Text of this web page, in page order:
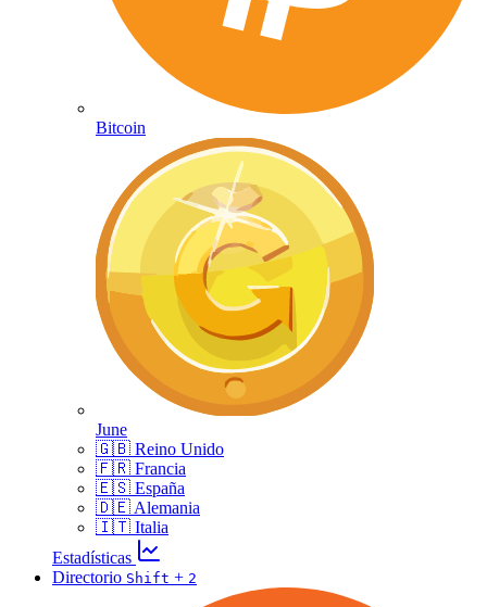
Bitcoin
June
🇬🇧 Reino Unido
🇫🇷 Francia
🇪🇸 España
🇩🇪 Alemania
🇮🇹 Italia
Estadísticas
Directorio Shift + 2